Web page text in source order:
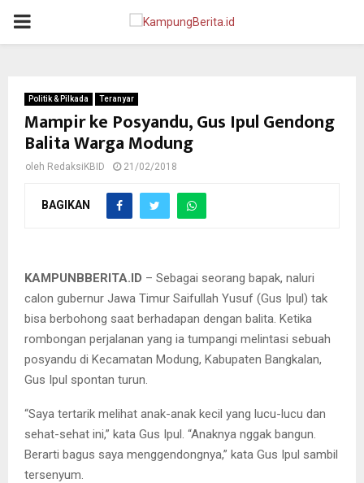
PRIMARY
Politik & Pilkada Teranyar
Mampir ke Posyandu, Gus Ipul Gendong
Balita Warga Modung
oleh RedaksiKBID 21/02/2018
BAGIKAN
KAMPUNBBERITA.ID – Sebagai seorang bapak, naluri
calon gubernur Jawa Timur Saifullah Yusuf (Gus Ipul) tak
bisa berbohong saat berhadapan dengan balita. Ketika
rombongan perjalanan yang ia tumpangi melintasi sebuah
posyandu di Kecamatan Modung, Kabupaten Bangkalan,
Gus Ipul spontan turun.
“Saya tertarik melihat anak-anak kecil yang lucu-lucu dan
sehat-sehat ini,” kata Gus Ipul. “Anaknya nggak bangun.
Berarti bagus saya menggendongnya,” kata Gus Ipul sambil
tersenyum.